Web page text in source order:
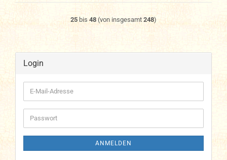
25 bis48 (von insgesamt 248)
Login
E-
Mail-
Adresse
Passwort
ANMELDEN